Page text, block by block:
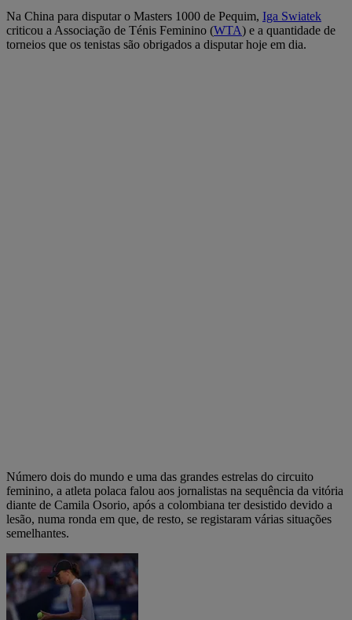
Na China para disputar o Masters 1000 de Pequim, Iga Swiatek
criticou a Associação de Ténis Feminino (WTA) e a quantidade de
torneios que os tenistas são obrigados a disputar hoje em dia.
Número dois do mundo e uma das grandes estrelas do circuito
feminino, a atleta polaca falou aos jornalistas na sequência da vitória
diante de Camila Osorio, após a colombiana ter desistido devido a
lesão, numa ronda em que, de resto, se registaram várias situações
semelhantes.